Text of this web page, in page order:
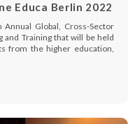
Educa Berlin 2022
Global, Cross-Sector
and Training that will be held
from the higher education,